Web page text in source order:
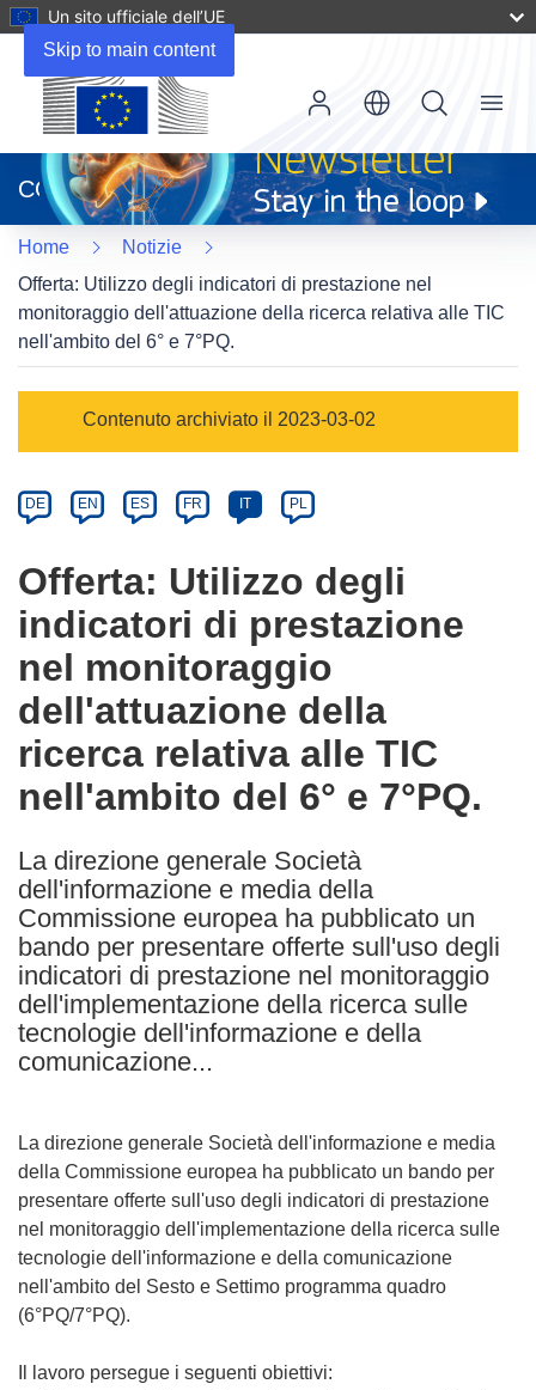
Skip to main content
Un sito ufficiale dell’UE
apre
in
una
nuova
finestra)
CORDIS
Menu
Home
Notizie
Offerta: Utilizzo degli indicatori di prestazione nel
monitoraggio dell'attuazione della ricerca relativa alle TIC
nell'ambito del 6° e 7°PQ.
Category
Contenuto archiviato il 2023-03-02
Article
available
the
following
languages:
DE EN ES FR IT PL
Offerta: Utilizzo degli
indicatori di prestazione
nel monitoraggio
dell'attuazione della
ricerca relativa alle TIC
nell'ambito del 6° e 7°PQ.
La direzione generale Società
dell'informazione e media della
Commissione europea ha pubblicato un
bando per presentare offerte sull'uso degli
indicatori di prestazione nel monitoraggio
dell'implementazione della ricerca sulle
tecnologie dell'informazione e della
comunicazione...
La direzione generale Società dell'informazione e media
della Commissione europea ha pubblicato un bando per
presentare offerte sull'uso degli indicatori di prestazione
nel monitoraggio dell'implementazione della ricerca sulle
tecnologie dell'informazione e della comunicazione
nell'ambito del Sesto e Settimo programma quadro
(6°PQ/7°PQ).
Il lavoro persegue i seguenti obiettivi: